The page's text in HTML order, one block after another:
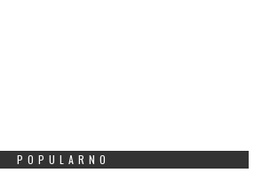
POPULARNO